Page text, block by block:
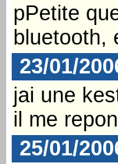
pPetite
bluetooth,
23/01/
jai une
il me
25/01/